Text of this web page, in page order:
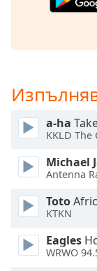
in-
This
modal
window.
dialog
window.
Escape
a-ha
KKLD The
Michael
Antenna
Toto
KTKN
Eagles
WRWO